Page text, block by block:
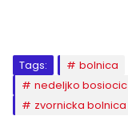
Tags: bolnica
nedeljko bosiocic
zvornicka bolnica